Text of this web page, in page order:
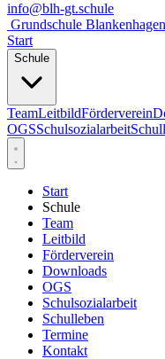
info@blh-gt.schule
Grundschule
Start
Schule
TeamLeitbildFörderverein
OGSSchulsozialarbeit
Start
Schule
Team
Leitbild
Förderverein
Downloads
OGS
Schulsozialarbeit
Schulleben
Termine
Kontakt